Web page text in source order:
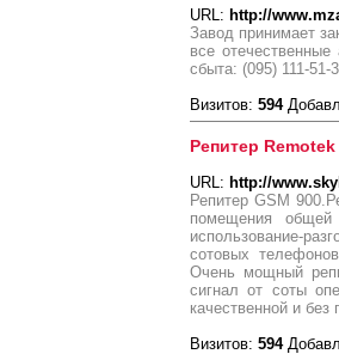
URL: http://
Завод принимает
все
сбыта: (095) 111-51-
Визитов: 594
Репитер
URL: http://
Репитер GSM
помещения общей
использование-
сотовых
Очень мощный
сигнал от соты
качественной и
Визитов: 594